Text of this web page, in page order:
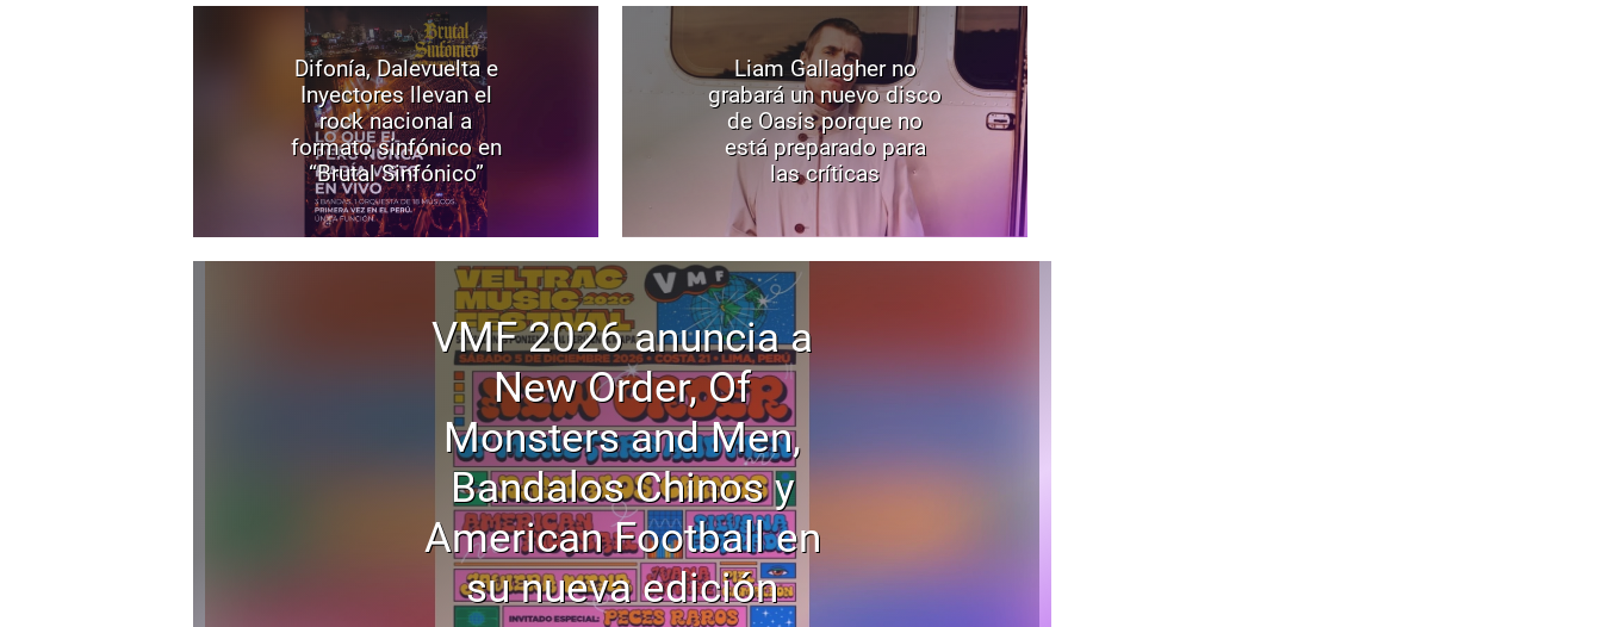
Difonía, Dalevuelta e
Inyectores llevan el
rock nacional a
formato sinfónico en
“Brutal Sinfónico”
Liam Gallagher no
grabará un nuevo disco
de Oasis porque no
está preparado para
las críticas
VMF 2026 anuncia a
New Order, Of
Monsters and Men,
Bandalos Chinos y
American Football en
su nueva edición